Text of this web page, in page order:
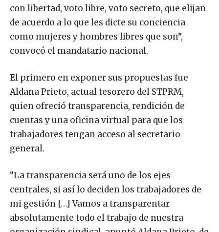
con libertad, voto libre, voto secreto, que elijan
de acuerdo a lo que les dicte su conciencia
como mujeres y hombres libres que son”,
convocó el mandatario nacional.
El primero en exponer sus propuestas fue
Aldana Prieto, actual tesorero del STPRM,
quien ofreció transparencia, rendición de
cuentas y una oficina virtual para que los
trabajadores tengan acceso al secretario
general.
“La transparencia será uno de los ejes
centrales, si así lo deciden los trabajadores de
mi gestión […] Vamos a transparentar
absolutamente todo el trabajo de nuestra